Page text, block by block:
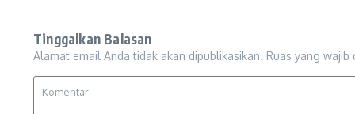
Tinggalkan Balasan
Alamat email Anda tidak akan dipublikasikan. Ruas yang wajib